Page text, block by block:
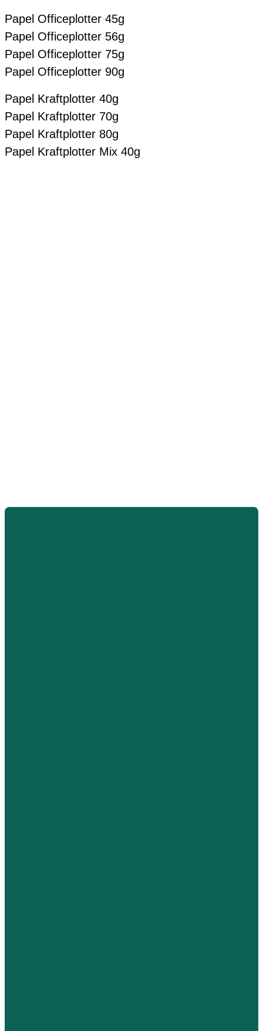
Papel Officeplotter 45g
Papel Officeplotter 56g
Papel Officeplotter 75g
Papel Officeplotter 90g
Papel Kraftplotter 40g
Papel Kraftplotter 70g
Papel Kraftplotter 80g
Papel Kraftplotter Mix 40g